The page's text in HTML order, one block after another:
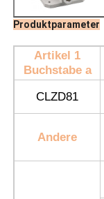
Produktparameter
Artikel 1
Buchstabe a
CLZD81
Andere